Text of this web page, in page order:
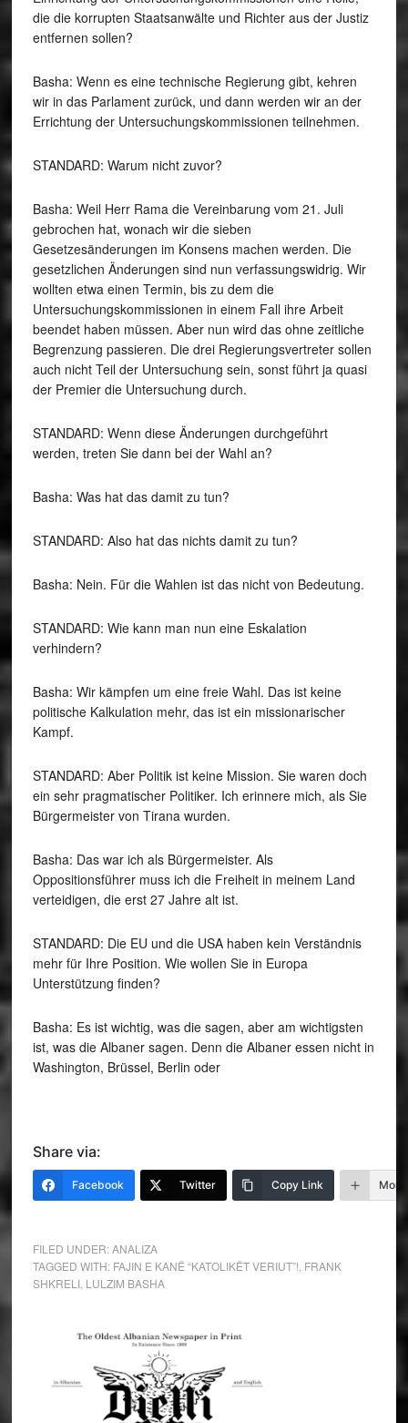
die die korrupten Staatsanwälte und Richter aus der Justiz
entfernen sollen?
Basha: Wenn es eine technische Regierung gibt, kehren
wir in das Parlament zurück, und dann werden wir an der
Errichtung der Untersuchungskommissionen teilnehmen.
STANDARD: Warum nicht zuvor?
Basha: Weil Herr Rama die Vereinbarung vom 21. Juli
gebrochen hat, wonach wir die sieben
Gesetzesänderungen im Konsens machen werden. Die
gesetzlichen Änderungen sind nun verfassungswidrig. Wir
wollten etwa einen Termin, bis zu dem die
Untersuchungskommissionen in einem Fall ihre Arbeit
beendet haben müssen. Aber nun wird das ohne zeitliche
Begrenzung passieren. Die drei Regierungsvertreter sollen
auch nicht Teil der Untersuchung sein, sonst führt ja quasi
der Premier die Untersuchung durch.
STANDARD: Wenn diese Änderungen durchgeführt
werden, treten Sie dann bei der Wahl an?
Basha: Was hat das damit zu tun?
STANDARD: Also hat das nichts damit zu tun?
Basha: Nein. Für die Wahlen ist das nicht von Bedeutung.
STANDARD: Wie kann man nun eine Eskalation
verhindern?
Basha: Wir kämpfen um eine freie Wahl. Das ist keine
politische Kalkulation mehr, das ist ein missionarischer
Kampf.
STANDARD: Aber Politik ist keine Mission. Sie waren doch
ein sehr pragmatischer Politiker. Ich erinnere mich, als Sie
Bürgermeister von Tirana wurden.
Basha: Das war ich als Bürgermeister. Als
Oppositionsführer muss ich die Freiheit in meinem Land
verteidigen, die erst 27 Jahre alt ist.
STANDARD: Die EU und die USA haben kein Verständnis
mehr für Ihre Position. Wie wollen Sie in Europa
Unterstützung finden?
Basha: Es ist wichtig, was die sagen, aber am wichtigsten
ist, was die Albaner sagen. Denn die Albaner essen nicht in
Washington, Brüssel, Berlin oder
Share via:
Facebook Twitter Copy Link More
FILED UNDER:ANALIZA
TAGGED WITH: FAJIN E KANË “KATOLIKËT VERIUT”! FRANK
SHKRELI, LULZIM BASHA